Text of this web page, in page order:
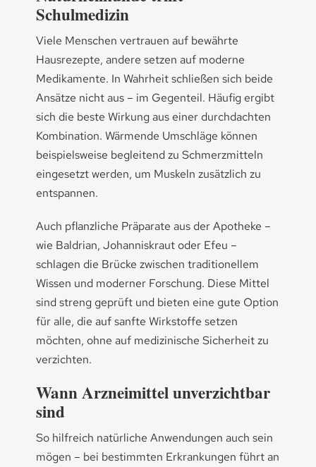
Schulmedizin
Viele Menschen vertrauen auf bewährte
Hausrezepte, andere setzen auf moderne
Medikamente. In Wahrheit schließen sich beide
Ansätze nicht aus – im Gegenteil. Häufig ergibt
sich die beste Wirkung aus einer durchdachten
Kombination. Wärmende Umschläge können
beispielsweise begleitend zu Schmerzmitteln
eingesetzt werden, um Muskeln zusätzlich zu
entspannen.
Auch pflanzliche Präparate aus der Apotheke –
wie Baldrian, Johanniskraut oder Efeu –
schlagen die Brücke zwischen traditionellem
Wissen und moderner Forschung. Diese Mittel
sind streng geprüft und bieten eine gute Option
für alle, die auf sanfte Wirkstoffe setzen
möchten, ohne auf medizinische Sicherheit zu
verzichten.
Wann Arzneimittel unverzichtbar
sind
So hilfreich natürliche Anwendungen auch sein
mögen – bei bestimmten Erkrankungen führt an